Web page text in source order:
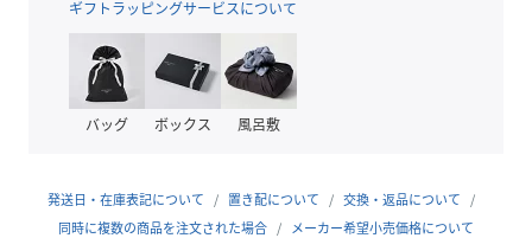
A3043PBG004-01-9 MM6513
ギフトラッピングサービスについて
バッグ ボックス 風呂敷
発送日・在庫表記について 置き配について
交換・返品について
同時に複数の商品を注文された場合
メーカー希望小売価格について